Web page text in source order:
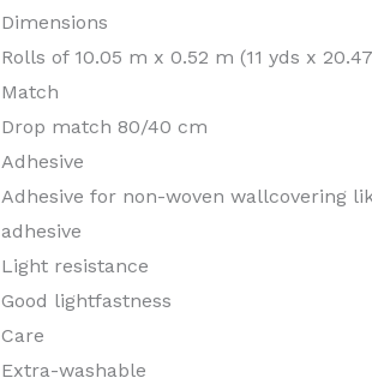
Dimensions
Rolls of 10.05 m x 0.52 m (11 yds x
Match
Drop match 80/40 cm
Adhesive
Adhesive for non-woven wallcovering
adhesive
Light resistance
Good lightfastness
Care
Extra-washable